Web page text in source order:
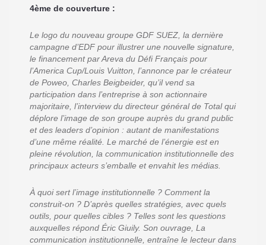
4ème de couverture :
Le logo du nouveau groupe GDF SUEZ, la dernière
campagne d’EDF pour illustrer une nouvelle signature,
le financement par Areva du Défi Français pour
l’America Cup/Louis Vuitton, l’annonce par le créateur
de Poweo, Charles Beigbeider, qu’il vend sa
participation dans l’entreprise à son actionnaire
majoritaire, l’interview du directeur général de Total qui
déplore l’image de son groupe auprès du grand public
et des leaders d’opinion : autant de manifestations
d’une même réalité. Le marché de l’énergie est en
pleine révolution, la communication institutionnelle des
principaux acteurs s’emballe et envahit les médias.
À quoi sert l’image institutionnelle ? Comment la
construit-on ? D’après quelles stratégies, avec quels
outils, pour quelles cibles ? Telles sont les questions
auxquelles répond Éric Giuily. Son ouvrage, La
communication institutionnelle, entraîne le lecteur dans